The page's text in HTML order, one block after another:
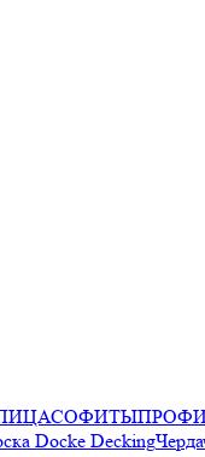
СОФИТЫ
Docke Decking